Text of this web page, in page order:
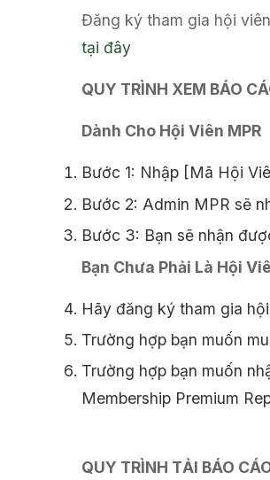
Đăng ký tham gia hội
tại đây
QUY TRÌNH XEM BÁO
Dành Cho Hội Viên MPR
Bước 1: Nhập [Mã Hội
Bước 2: Admin MPR sẽ
Bước 3: Bạn sẽ nhận
Bạn Chưa Phải Là Hội
Hãy đăng ký tham gia
Trường hợp bạn muốn
Trường hợp bạn muốn
Membership Premium
QUY TRÌNH TẢI BÁO